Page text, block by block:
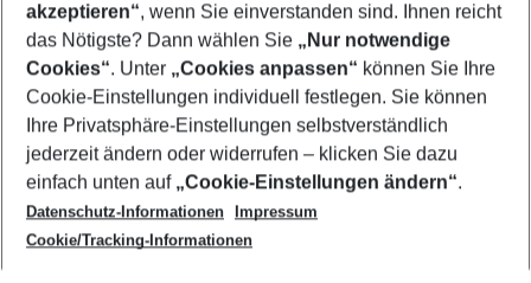
Footer
Footer navigation
Über uns
AGB
Cookie-Einstellungen ändern
Cookie-Richtlinie
Datenschutz
Service & Hilfe
Barrierefreies Reisen
Check-in
Folgen Sie uns
akzeptieren“, wenn Sie einverstanden sind. Ihnen reicht
das Nötigste? Dann wählen Sie „Nur notwendige
Cookies“. Unter „Cookies anpassen“ können Sie Ihre
Cookie-Einstellungen individuell festlegen. Sie können
Ihre Privatsphäre-Einstellungen selbstverständlich
jederzeit ändern oder widerrufen – klicken Sie dazu
einfach unten auf „Cookie-Einstellungen ändern“.
Datenschutz-Informationen
Impressum
Cookie/Tracking-Informationen